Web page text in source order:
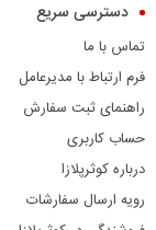
دسترسی سریع
تماس با ما
فرم ارتباط با مدیرعامل
راهنمای ثبت سفارش
حساب کاربری
درباره کوثرپلازا
رویه ارسال سفارشات